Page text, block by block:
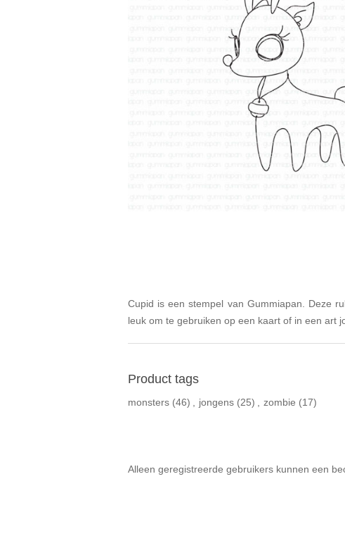
Cupid is een stempel van Gummiapan. Deze
leuk om te gebruiken op een kaart of in een art
Product tags
monsters (46) jongens (25) zombie (17)
Alleen geregistreerde gebruikers kunnen een